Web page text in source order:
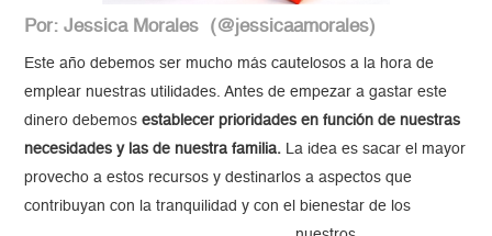
Por: Jessica Morales (@jessicaamorales)
Este año debemos ser mucho más cautelosos a la hora de
emplear nuestras utilidades. Antes de empezar a gastar este
dinero debemosestablecer prioridades en función de nuestras
necesidades y las de nuestra familia. La idea es sacar el mayor
provecho a estos recursos y destinarlos a aspectos que
contribuyan con la tranquilidad y con el bienestar de los